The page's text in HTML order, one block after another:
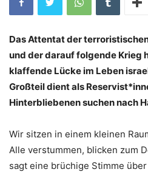
Das Attentat der terroristischen
und der darauf folgende Krieg
klaffende Lücke im Leben
Großteil dient als
Hinterbliebenen suchen nach
Wir sitzen in einem kleinen
Alle verstummen, blicken zum
sagt eine brüchige Stimme